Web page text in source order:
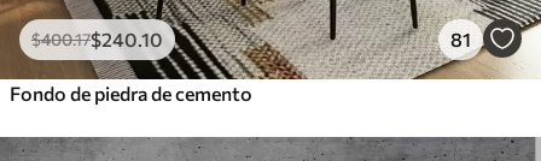
$400.17$240 .10 81
Fondo de piedra de cemento